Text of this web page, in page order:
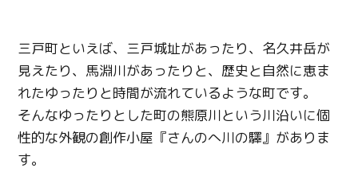
三戸町といえば、三戸城址があったり、名久井岳が
見えたり、馬淵川があったりと、歴史と自然に恵ま
れたゆったりと時間が流れているような町です。
そんなゆったりとした町の熊原川という川沿いに個
性的な外観の創作小屋『さんのへ川の驛』がありま
す。